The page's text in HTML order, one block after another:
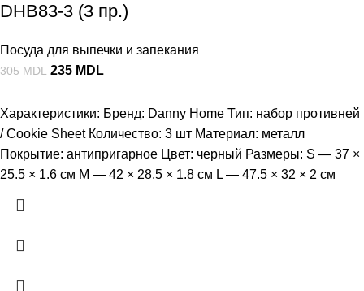
DHB83-3 (3 пр.)
Посуда для выпечки и запекания
305MDL 235 MDL
Характеристики: Бренд: Danny Home Тип: набор противней
/ Cookie Sheet Количество: 3 шт Материал: металл
Покрытие: антипригарное Цвет: черный Размеры: S — 37 ×
25.5 × 1.6 см M — 42 × 28.5 × 1.8 см L — 47.5 × 32 × 2 см